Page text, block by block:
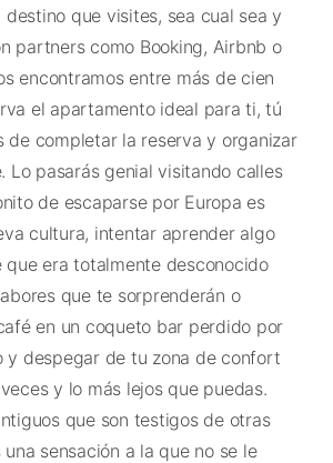
que visites, sea cual sea y
partners como Booking, Airbnb o
encontramos entre más de cien
el apartamento ideal para ti, tú
de completar la reserva y organizar
Lo pasarás genial visitando calles
de escaparse por Europa es
cultura, intentar aprender algo
que era totalmente desconocido
que te sorprenderán o
en un coqueto bar perdido por
y despegar de tu zona de confort
y lo más lejos que puedas.
que son testigos de otras
sensación a la que no se le